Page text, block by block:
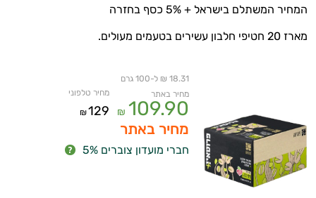
השינה
המחיר המשתלם בישראל + 5% כסף בחזרה
מארז 20 חטיפי חלבון עשירים בטעמים מעולים.
18.31 ₪ ל-100 גרם
מחיר באתר
109.90
₪
מחיר טלפוני
129
₪
מחיר באתר
חברי מועדון צוברים 5%